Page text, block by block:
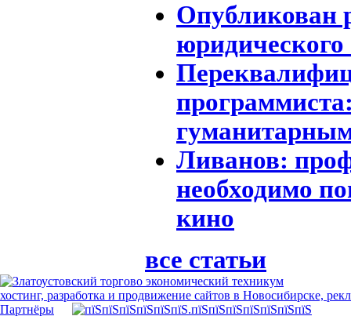
Опубликован
юридического
Ливанов:
необходимо
кино
все статьи
хостинг, разработка и продвижение сайтов в Новосибирске,
Партнёры